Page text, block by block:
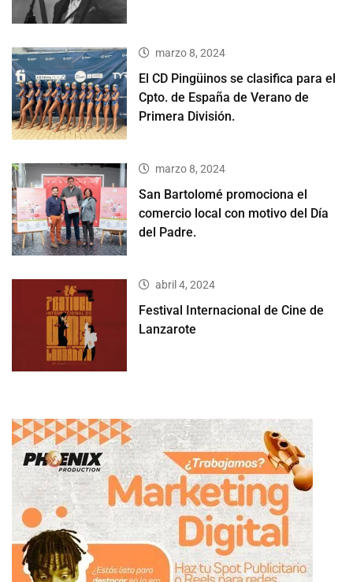
marzo 8, 2024
El CD Pingüinos se clasifica para el
Cpto. de España de Verano de
Primera División.
marzo 8, 2024
San Bartolomé promociona el
comercio local con motivo del Día
del Padre.
abril 4, 2024
Festival Internacional de Cine de
Lanzarote